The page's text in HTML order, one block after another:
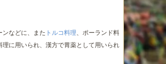
ンなどに、また トルコ料理、ポーランド料
理に用いられ、漢方で胃薬として用いられ